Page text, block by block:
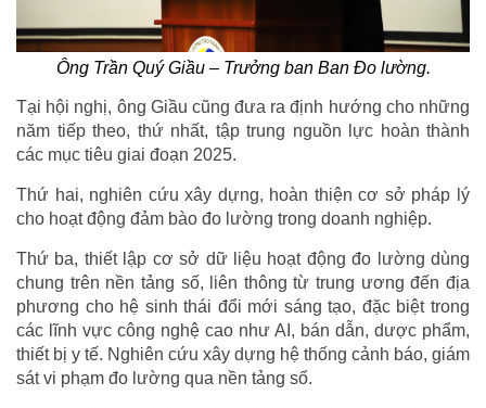
Ông Trần Quý Giầu – Trưởng ban Ban Đo lường.
Tại hội nghị, ông Giầu cũng đưa ra định hướng cho những
năm tiếp theo, thứ nhất, tập trung nguồn lực hoàn thành
các mục tiêu giai đoạn 2025.
Thứ hai, nghiên cứu xây dựng, hoàn thiện cơ sở pháp lý
cho hoạt động đảm bào đo lường trong doanh nghiệp.
Thứ ba, thiết lập cơ sở dữ liệu hoạt động đo lường dùng
chung trên nền tảng số, liên thông từ trung ương đến địa
phương cho hệ sinh thái đổi mới sáng tạo, đặc biệt trong
các lĩnh vực công nghệ cao như AI, bán dẫn, dược phẩm,
thiết bị y tế. Nghiên cứu xây dựng hệ thống cảnh báo, giám
sát vi phạm đo lường qua nền tảng số.